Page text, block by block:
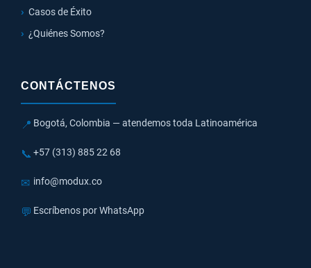
Casos de Éxito
¿Quiénes Somos?
CONTÁCTENOS
📍 Bogotá, Colombia — atendemos toda Latinoamérica
📞 +57 (313) 885 22 68
✉ info@modux.co
💬 Escríbenos por WhatsApp